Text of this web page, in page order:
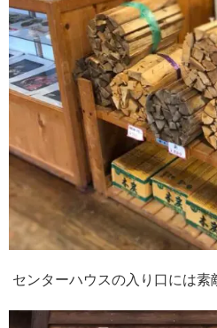
センターハウスの入り口には素